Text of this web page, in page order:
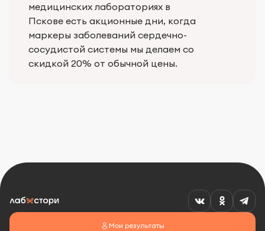
медицинских лабораториях в
Пскове есть акционные дни, когда
маркеры заболеваний сердечно-
сосудистой системы мы делаем со
скидкой 20% от обычной цены.
Мои результаты